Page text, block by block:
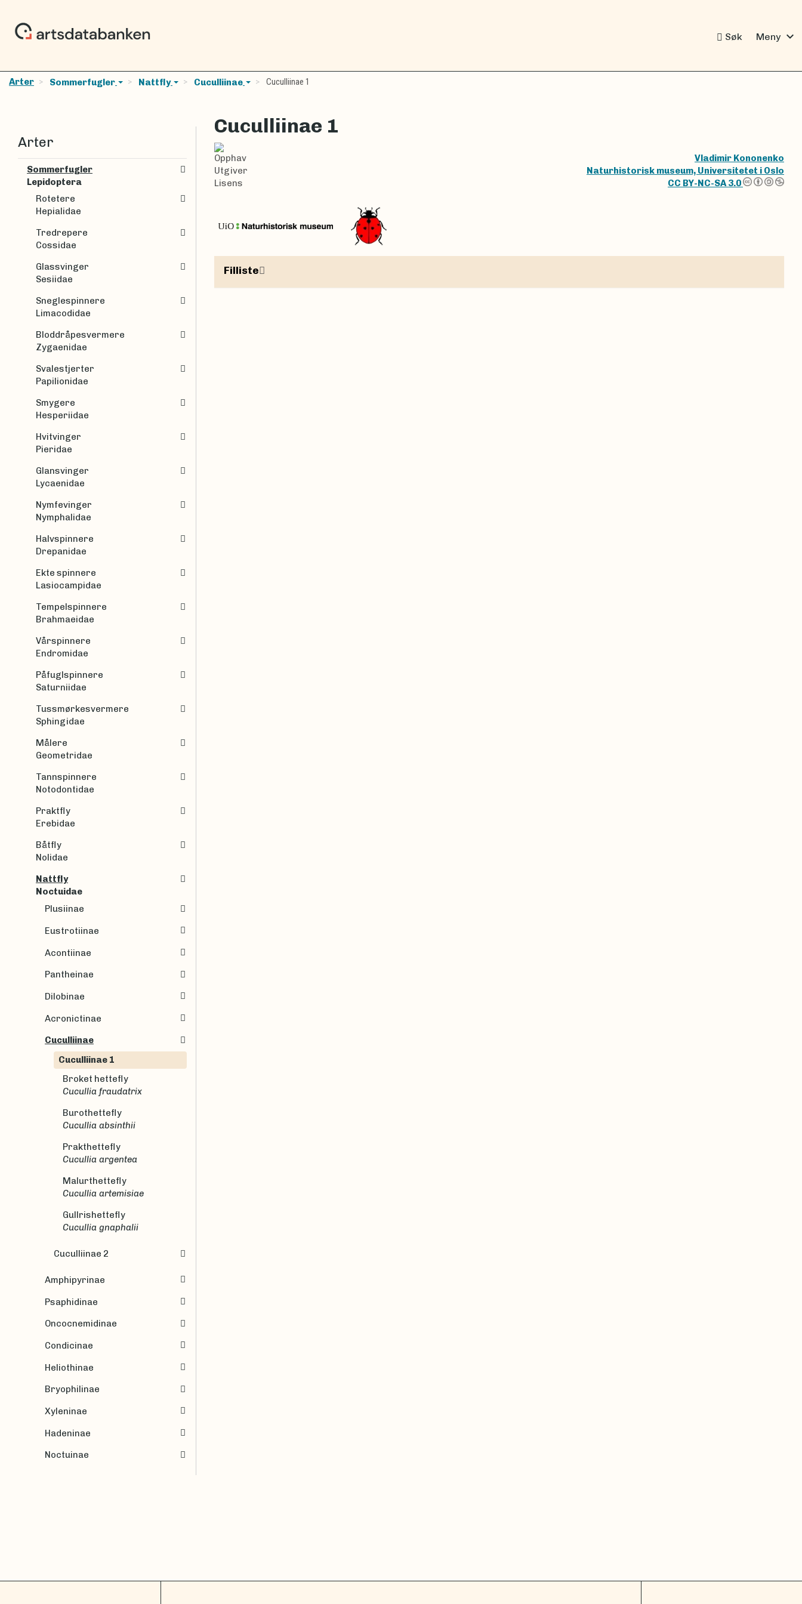
Søk Meny expand_more
Arter Sommerfugler Nattfly Cuculliinae Cuculliinae 1
Cuculliinae 1
Opphav
Vladimir Kononenko
Utgiver
Naturhistorisk museum, Universitetet i Oslo
Lisens
CC BY-NC-SA 3.0
Filliste
Arter
Sommerfugler
Lepidoptera
Rotetere
Hepialidae
Tredrepere
Cossidae
Glassvinger
Sesiidae
Sneglespinnere
Limacodidae
Bloddråpesvermere
Zygaenidae
Svalestjerter
Papilionidae
Smygere
Hesperiidae
Hvitvinger
Pieridae
Glansvinger
Lycaenidae
Nymfevinger
Nymphalidae
Halvspinnere
Drepanidae
Ekte spinnere
Lasiocampidae
Tempelspinnere
Brahmaeidae
Vårspinnere
Endromidae
Påfuglspinnere
Saturniidae
Tussmørkesvermere
Sphingidae
Målere
Geometridae
Tannspinnere
Notodontidae
Praktfly
Erebidae
Båtfly
Nolidae
Nattfly
Noctuidae
Plusiinae
Eustrotiinae
Acontiinae
Pantheinae
Dilobinae
Acronictinae
Cuculliinae
Cuculliinae 1
Broket hettefly
Cucullia fraudatrix
Burothettefly
Cucullia absinthii
Prakthettefly
Cucullia argentea
Malurthettefly
Cucullia artemisiae
Gullrishettefly
Cucullia gnaphalii
Cuculliinae 2
Amphipyrinae
Psaphidinae
Oncocnemidinae
Condicinae
Heliothinae
Bryophilinae
Xyleninae
Hadeninae
Noctuinae